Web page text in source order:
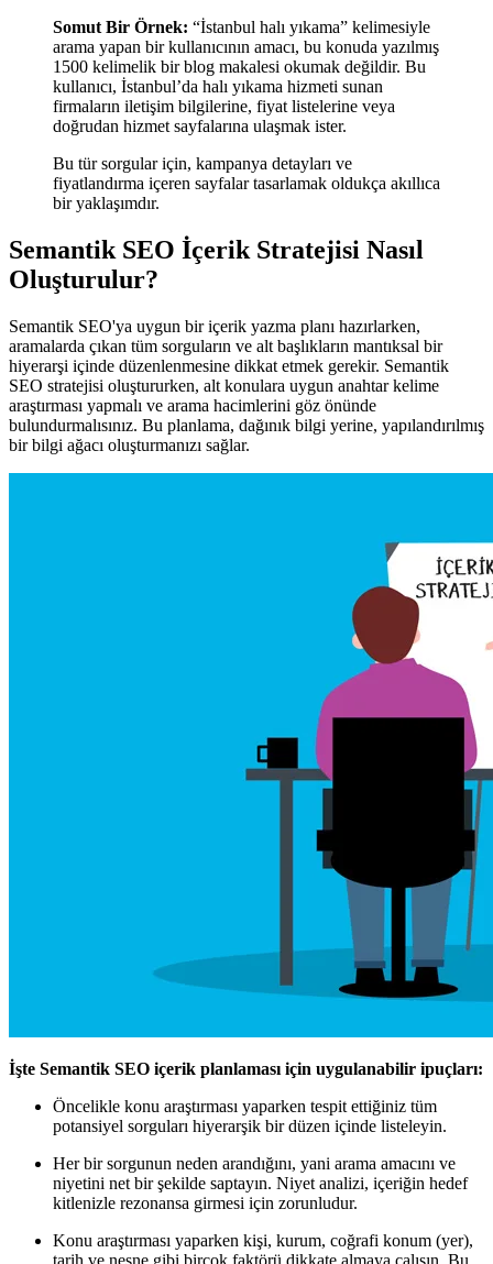
Somut Bir Örnek: “İstanbul halı yıkama” kelimesiyle
arama yapan bir kullanıcının amacı, bu konuda yazılmış
1500 kelimelik bir blog makalesi okumak değildir. Bu
kullanıcı, İstanbul’da halı yıkama hizmeti sunan
firmaların iletişim bilgilerine, fiyat listelerine veya
doğrudan hizmet sayfalarına ulaşmak ister.
Bu tür sorgular için, kampanya detayları ve
fiyatlandırma içeren sayfalar tasarlamak oldukça akıllıca
bir yaklaşımdır.
Semantik SEO İçerik Stratejisi Nasıl
Oluşturulur?
Semantik SEO'ya uygun bir içerik yazma planı hazırlarken,
aramalarda çıkan tüm sorguların ve alt başlıkların mantıksal bir
hiyerarşi içinde düzenlenmesine dikkat etmek gerekir. Semantik
SEO stratejisi oluştururken, alt konulara uygun anahtar kelime
araştırması yapmalı ve arama hacimlerini göz önünde
bulundurmalısınız. Bu planlama, dağınık bilgi yerine, yapılandırılmış
bir bilgi ağacı oluşturmanızı sağlar.
İşte Semantik SEO içerik planlaması için uygulanabilir ipuçları:
Öncelikle konu araştırması yaparken tespit ettiğiniz tüm
potansiyel sorguları hiyerarşik bir düzen içinde listeleyin.
Her bir sorgunun neden arandığını, yani arama amacını ve
niyetini net bir şekilde saptayın. Niyet analizi, içeriğin hedef
kitlenizle rezonansa girmesi için zorunludur.
Konu araştırması yaparken kişi, kurum, coğrafi konum (yer),
tarih ve nesne gibi birçok faktörü dikkate almaya çalışın. Bu,